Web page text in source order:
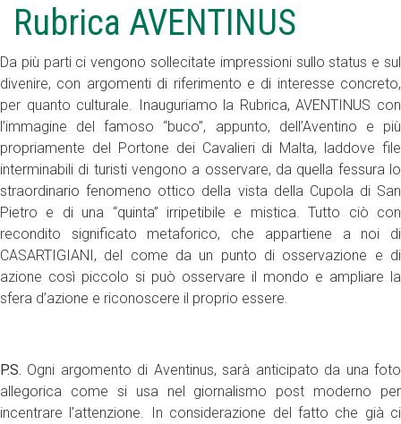
Rubrica AVENTINUS
Da più parti ci vengono sollecitate impressioni sullo status e sul
divenire, con argomenti di riferimento e di interesse concreto,
per quanto culturale. Inauguriamo la Rubrica, AVENTINUS con
l’immagine del famoso “buco”, appunto, dell’Aventino e più
propriamente del Portone dei Cavalieri di Malta, laddove file
interminabili di turisti vengono a osservare, da quella fessura lo
straordinario fenomeno ottico della vista della Cupola di San
Pietro e di una “quinta” irripetibile e mistica. Tutto ciò con
recondito significato metaforico, che appartiene a noi di
CASARTIGIANI, del come da un punto di osservazione e di
azione così piccolo si può osservare il mondo e ampliare la
sfera d’azione e riconoscere il proprio essere.
P.S. Ogni argomento di Aventinus, sarà anticipato da una foto
allegorica come si usa nel giornalismo post moderno per
incentrare l’attenzione. In considerazione del fatto che già ci